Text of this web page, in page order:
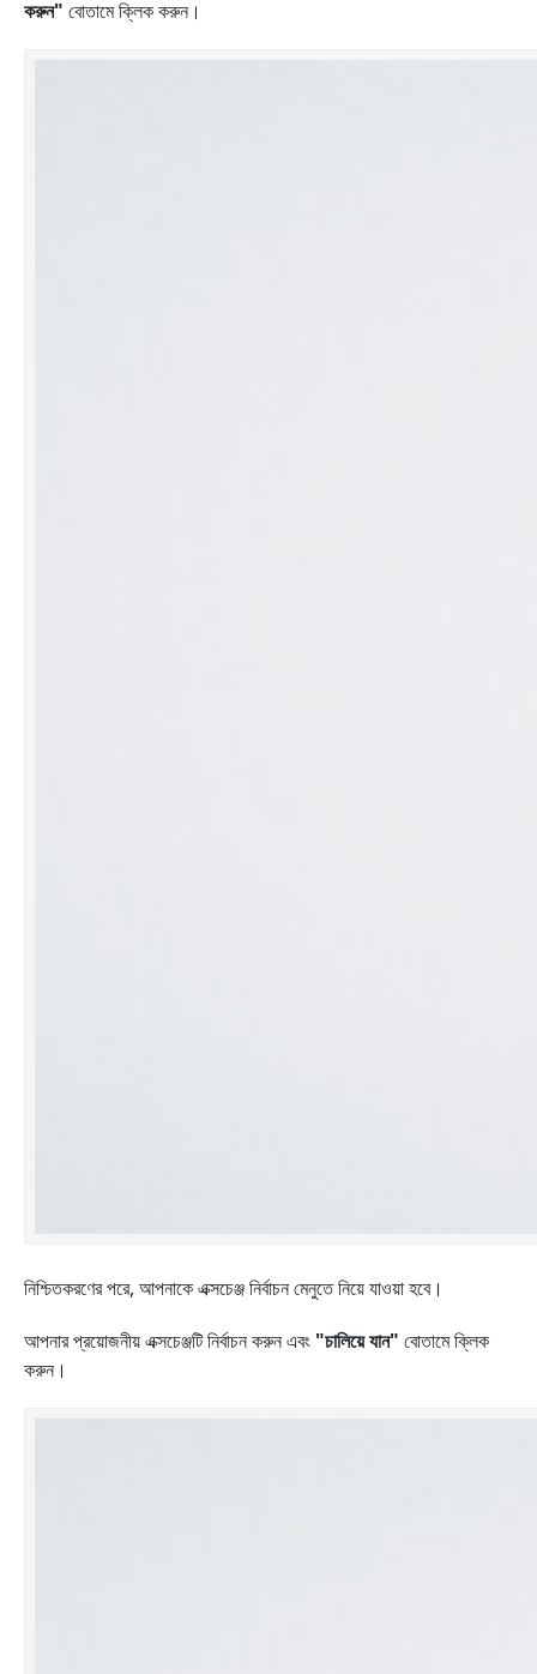
করুন" বোতামে ক্লিক করুন।
নিশ্চিতকরণের পরে, আপনাকে এক্সচেঞ্জ নির্বাচন মেনুতে নিয়ে যাওয়া হবে।
আপনার প্রয়োজনীয় এক্সচেঞ্জটি নির্বাচন করুন এবং "চালিয়ে যান" বোতামে ক্লিক
করুন।